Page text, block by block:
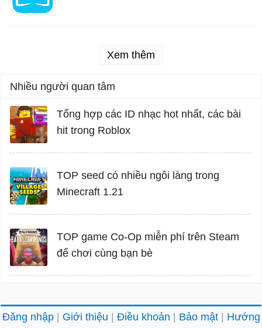
Xem thêm
Nhiều người quan tâm
Tổng hợp các ID nhạc hot nhất, các bài
hit trong Roblox
TOP seed có nhiều ngôi làng trong
Minecraft 1.21
TOP game Co-Op miễn phí trên Steam
để chơi cùng bạn bè
Đăng nhập Giới thiệu Điều khoản Bảo mật Hướng